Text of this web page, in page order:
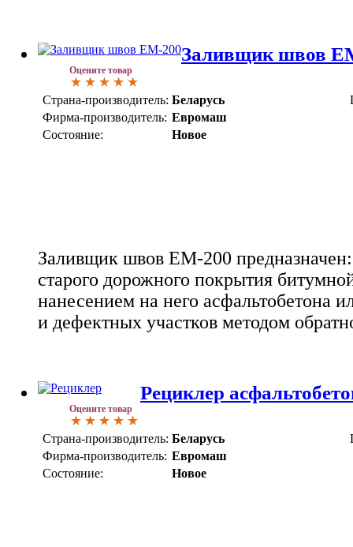
Оцените товар
Заливщик швов
Страна-производитель: Беларусь
Фирма-производитель: Евромаш
Состояние:
Новое
Заливщик швов ЕМ-200 предназначен:
старого дорожного покрытия
нанесением на него асфальтобетона
и дефектных участков методом
Оцените товар
Рециклер
Страна-производитель: Беларусь
Фирма-производитель: Евромаш
Состояние:
Новое